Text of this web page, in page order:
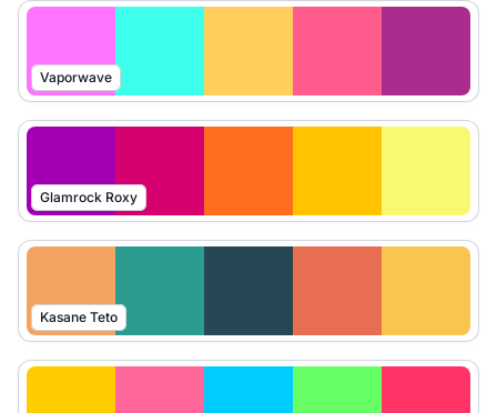
Vaporwave
Glamrock Roxy
Kasane Teto